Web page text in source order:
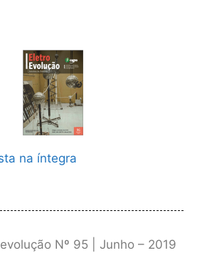
na íntegra
Nº 95 | Junho – 2019